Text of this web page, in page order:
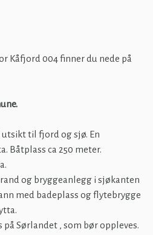
Kåfjord 004 finner du nede på
til fjord og sjø. En
Båtplass ca 250 meter.
og bryggeanlegg i sjøkanten
med badeplass og flytebrygge
Sørlandet , som bør oppleves.